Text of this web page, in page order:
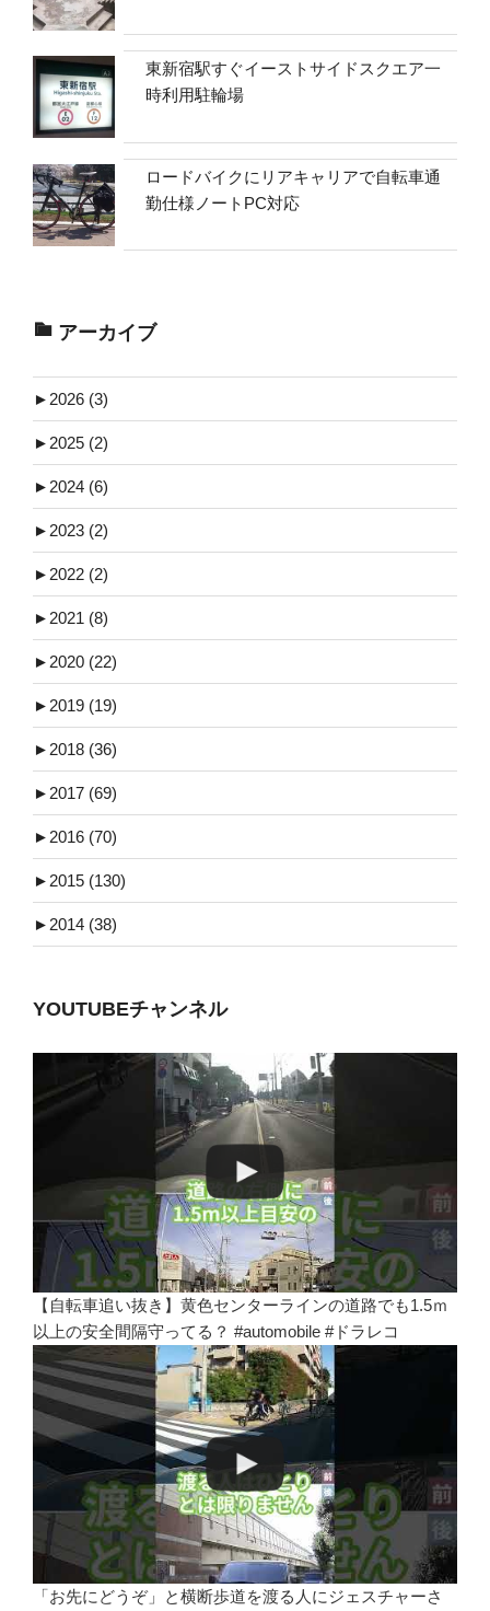
東新宿駅すぐイーストサイドスクエア一
時利用駐輪場
ロードバイクにリアキャリアで自転車通
勤仕様ノートPC対応
アーカイブ
► 2026 (3)
► 2025 (2)
► 2024 (6)
► 2023 (2)
► 2022 (2)
► 2021 (8)
► 2020 (22)
► 2019 (19)
► 2018 (36)
► 2017 (69)
► 2016 (70)
► 2015 (130)
► 2014 (38)
YOUTUBEチャンネル
【自転車追い抜き】黄色センターラインの道路でも1.5ｍ
以上の安全間隔守ってる？ #automobile #ドラレコ
「お先にどうぞ」と横断歩道を渡る人にジェスチャーさ